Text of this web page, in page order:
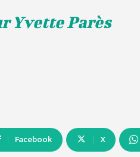
Yvette Parès
Facebook X